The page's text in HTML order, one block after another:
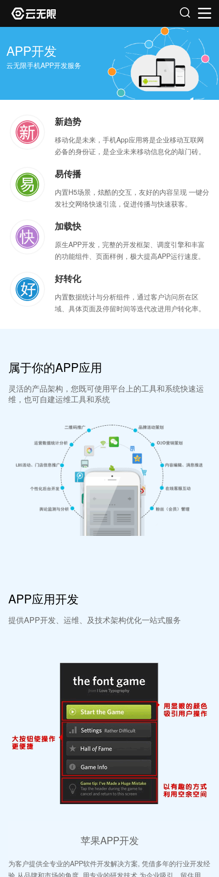
APP开发
云无限手机APP开发服务
新趋势
移动化是未来，手机App应用将是企业移动互联网
必备的身份证，是企业未来移动信息化的敲门砖。
易传播
内置H5场景，炫酷的交互，友好的内容呈现 一键分
发社交网络快速引流，促进传播与快速获客。
加载快
原生APP开发，完整的开发框架、调度引擎和丰富
的功能组件、页面样例，极大提高APP运行速度。
好转化
内置数据统计与分析组件，通过客户访问所在区
域、具体页面及停留时间等迭代改进用户转化率。
属于你的APP应用
灵活的产品架构，您既可使用平台上的工具和系统快速运
维，也可自建运维工具和系统
APP应用开发
提供APP开发、运维、及技术架构优化一站式服务
苹果APP开发
为客户提供全专业的APP软件开发解决方案, 凭借多年的行业开发经